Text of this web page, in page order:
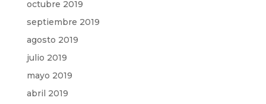
octubre 2019
septiembre 2019
agosto 2019
julio 2019
mayo 2019
abril 2019